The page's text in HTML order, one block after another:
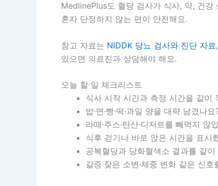
MedlinePlus도 혈당 검사가 식사, 약, 건
혼자 단정하지 않는 편이 안전해요.
참고 자료는 NIDDK 당뇨 검사와 진단 자료 ,
있으면 의료진과 상담해야 해요.
오늘 할 일 체크리스트
식사 시작 시간과 측정 시간을 같이
밥·면·빵·떡·과일 양을 대략 남겼나요
라떼·주스·탄산·디저트를 빼먹지 않
식후 걷기나 바로 앉은 시간을 표시
공복혈당과 당화혈색소 결과를 같이
갈증·잦은 소변·체중 변화 같은 신호